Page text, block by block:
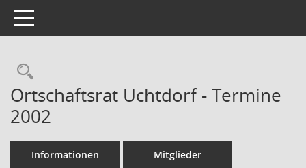
Toggle navigation
Rechercheauswahl
Ortschaftsrat Uchtdorf - Termine
2002
Informationen Mitglieder